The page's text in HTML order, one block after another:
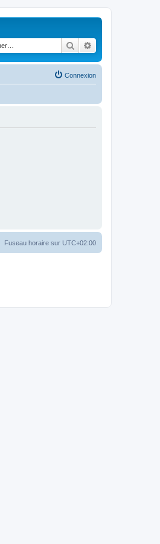
Rechercher
Connexion
Fuseau horaire sur UTC+02:00